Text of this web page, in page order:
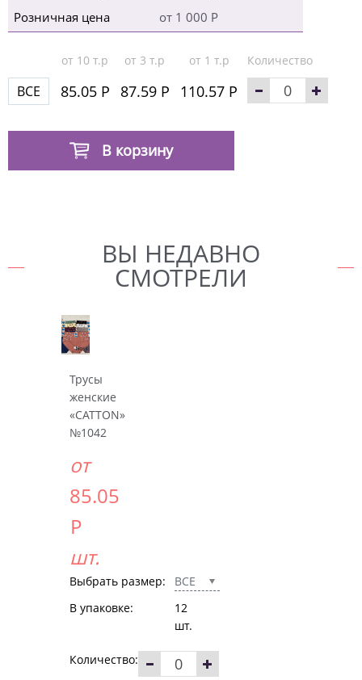
Розничная цена
от 1 000 Р
от 10 т.р от 3 т.р от 1 т.р Количество
ВСЕ 85.05 Р 87.59 Р 110.57 Р
В корзину
ВЫ НЕДАВНО
СМОТРЕЛИ
Трусы
женские
«CATTON»
№1042
от
85.05
Р
шт.
Выбрать размер:
ВСЕ
В упаковке:
12
шт.
Количество: